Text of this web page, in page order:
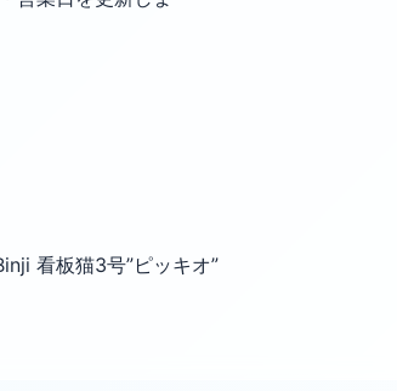
看板猫3号”ピッキオ”